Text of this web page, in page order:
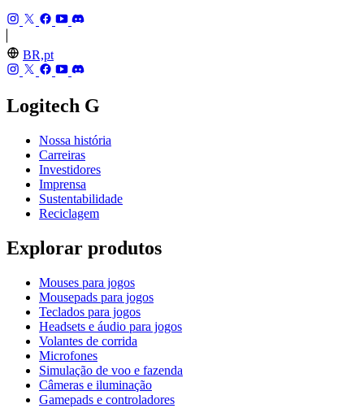
BR,pt
Logitech G
Nossa história
Carreiras
Investidores
Imprensa
Sustentabilidade
Reciclagem
Explorar produtos
Mouses para jogos
Mousepads para jogos
Teclados para jogos
Headsets e áudio para jogos
Volantes de corrida
Microfones
Simulação de voo e fazenda
Câmeras e iluminação
Gamepads e controladores